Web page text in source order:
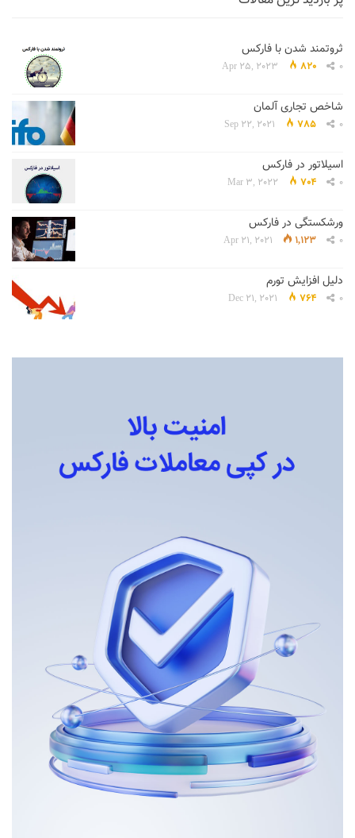
ثروتمند شدن با فارکس
Apr 25, 2023 820 0
شاخص تجاری آلمان
Sep 22, 2021 785 0
اسیلاتور در فارکس
Mar 3, 2022 704 0
ورشکستگی در فارکس
Apr 21, 2021 1,123 0
دلیل افزایش تورم
Dec 21, 2021 764 0